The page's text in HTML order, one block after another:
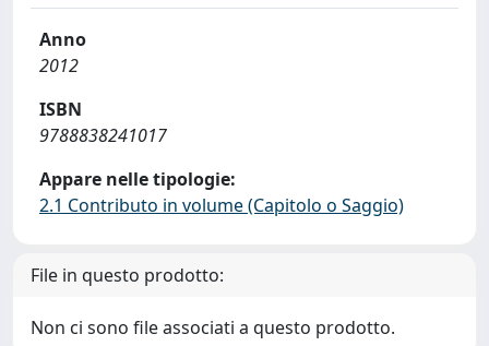
Anno
2012
ISBN
9788838241017
Appare nelle tipologie:
2.1 Contributo in volume (Capitolo o Saggio)
File in questo prodotto:
Non ci sono file associati a questo prodotto.